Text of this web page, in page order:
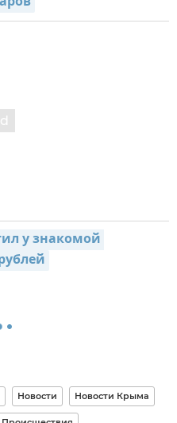
у знакомой
Новости Новости Крыма